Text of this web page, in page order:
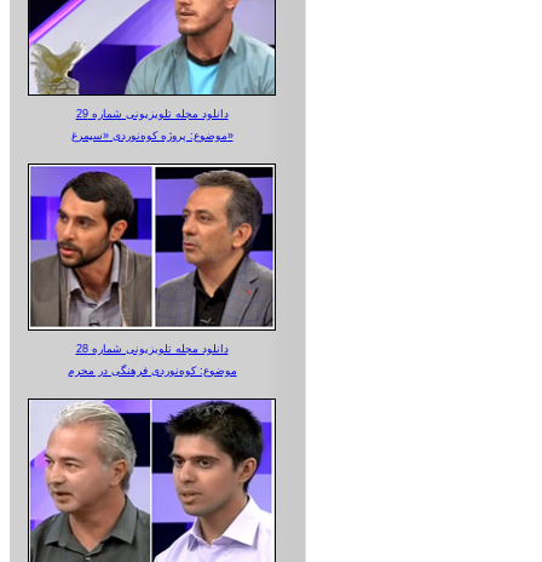
دانلود مجله تلویزیونی شماره 29
موضوع: پروژه کوه‌نوردی «سیمرغ»
دانلود مجله تلویزیونی شماره 28
موضوع: کوه‌نوردی فرهنگی در محرم